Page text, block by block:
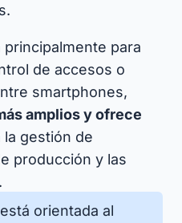
para
de accesos o
smartphones,
amplios y ofrece
la gestión de
producción y las
orientada al